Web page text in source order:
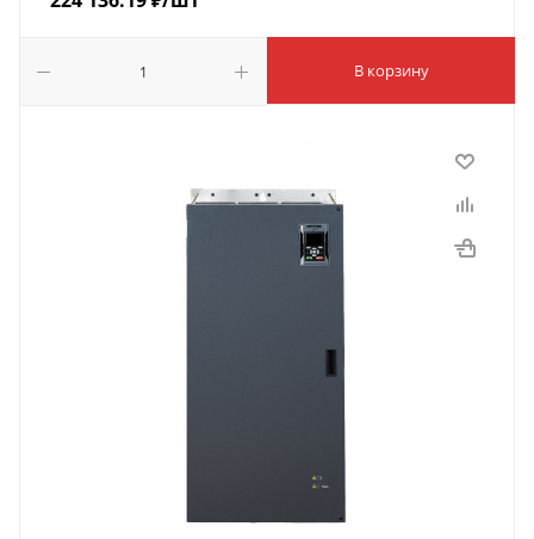
В корзину